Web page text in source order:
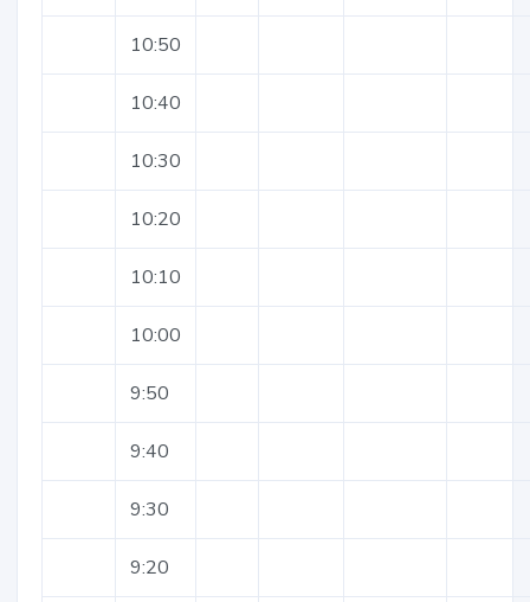
10:50
10:40
10:30
10:20
10:10
10:00
9:50
9:40
9:30
9:20